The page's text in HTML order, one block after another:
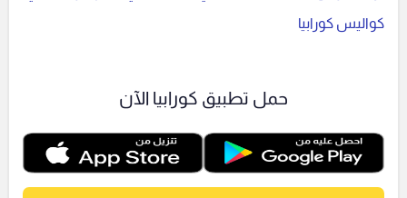
كواليس كورابيا
حمل تطبيق كورابيا الآن